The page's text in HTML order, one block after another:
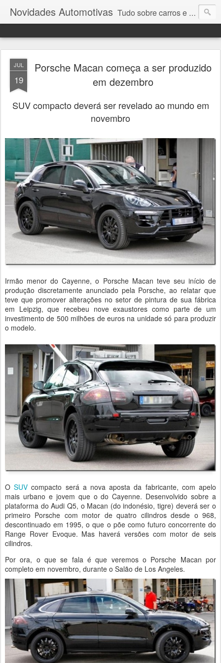
Novidades Automotivas Tudo sobre carros e motores
JUL
19
Porsche Macan começa a ser produzido
em dezembro
SUV compacto deverá ser revelado ao mundo em
novembro
Irmão menor do Cayenne, o Porsche Macan teve seu início de
produção discretamente anunciado pela Porsche, ao relatar que
teve que promover alterações no setor de pintura de sua fábrica
em Leipzig, que recebeu nove exaustores como parte de um
investimento de 500 milhões de euros na unidade só para produzir
o modelo.
OSUV compacto será a nova aposta da fabricante, com apelo
mais urbano e jovem que o do Cayenne. Desenvolvido sobre a
plataforma do Audi Q5, o Macan (do indonésio, tigre) deverá ser o
primeiro Porsche com motor de quatro cilindros desde o 968,
descontinuado em 1995, o que o põe como futuro concorrente do
Range Rover Evoque. Mas haverá versões com motor de seis
cilindros.
Por ora, o que se fala é que veremos o Porsche Macan por
completo em novembro, durante o Salão de Los Angeles.